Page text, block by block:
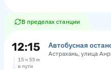
В пределах станции
12:15 Автобусная
Астрахань, улица
15 ч 55 м
в пути